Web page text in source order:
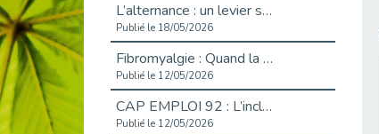
L’alternance : un levier stratégique pour recruter et inclure durablement
Publié le 18/05/2026
Fibromyalgie : Quand la douleur invisible s’invite au bureau
Publié le 12/05/2026
CAP EMPLOI 92 : L’inclusion portée à son sommet, bien au-delà des quotas
Publié le 12/05/2026